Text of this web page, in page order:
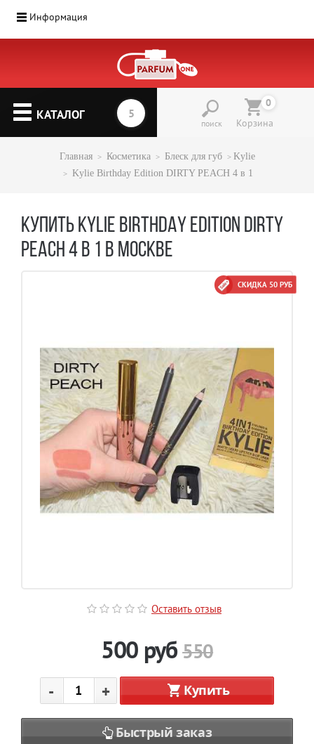
Информация
КАТАЛОГ
поиск
0
Корзина
Главная Косметика Блеск для губ
Kylie
Kylie Birthday Edition DIRTY PEACH 4 в 1
КУПИТЬ KYLIE BIRTHDAY EDITION DIRTY
PEACH 4 В 1 В МОСКВЕ
СКИДКА 50 РУБ
Оставить отзыв
500 руб 550
- + Купить
Быстрый заказ